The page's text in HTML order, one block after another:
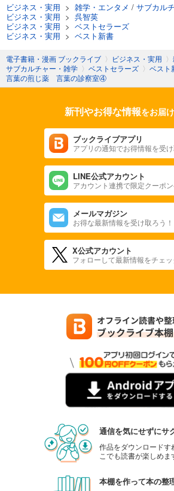
ビジネス・実用 > 雑学・エンタメ / サブカル
ビジネス・実用 > 呉智英
ビジネス・実用 > ベストセラーズ
ビジネス・実用 > ベスト新書
電子書籍・漫画 ブックライブ 〉 ビジネス・実用 〉
サブカルチャー・雑学 〉 ベストセラーズ 〉 ベスト
言葉の煎じ薬 言葉の診察室④
新刊やお得な情報をお届
ブックライブアプリ
アプリの通知でお得情報を受け
LINE公式アカウント
アカウント連携で限定クーポン
メールマガジン
お得な最新情報を受け取ろう！
X公式アカウント
フォローして最新情報をチェッ
通信を気にせずにサ
作品をダウンロードす
こでも読書が楽しめま
本棚を作って本の整